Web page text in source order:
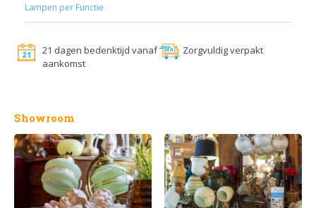
Lampen per Functie
21 dagen bedenktijd vanaf
aankomst
Zorgvuldig verpakt
Showroom